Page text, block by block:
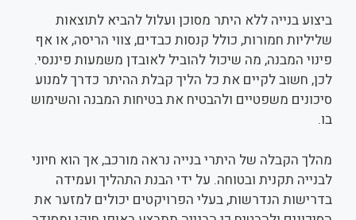
ביצוע בנייה ללא היתר מסוכן ועלול להביא לתוצאות
שליליות חמורות, כולל קנסות כבדים, צווי הריסה, או אף
פינוי המבנה, מה שיכול להוביל לאובדן משמעות פיננסי.
לכן, חשוב לקיים את כל הליך קבלת ההיתר כדרך למנוע
סיכונים משפטיים ולהבטיח את בטיחות המבנה והשימוש
בו.
מהלך הקבלה של היתרי בנייה נראה מורכב, אך הוא חיוני
לבנייה תקנית ובטוחה. על ידי הבנת התהליך ועמידה
בדרישות הנדרשות, בעלי הפרויקטים יכולים למזער את